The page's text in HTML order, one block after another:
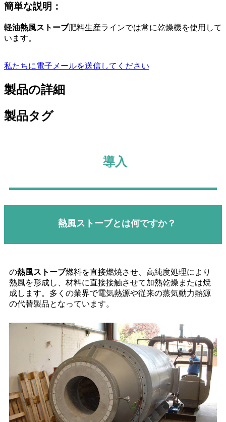
簡単な説明：
軽油熱風ストーブ肥料生産ラインでは常に乾燥機を使用して
います。
私たちに電子メールを送信してください
製品の詳細
製品タグ
導入
熱風ストーブとは何ですか？
の熱風ストーブ燃料を直接燃焼させ、高純度処理により
熱風を形成し、材料に直接接触させて加熱乾燥または焼
成します。多くの業界で電気熱源や従来の蒸気動力熱源
の代替製品となっています。